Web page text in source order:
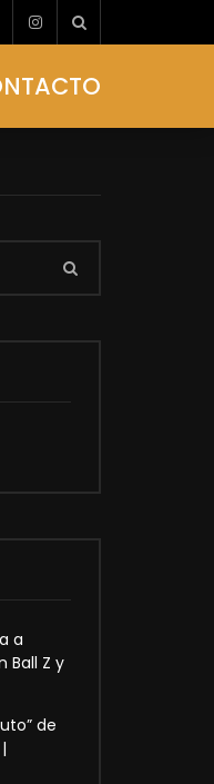
a
Ball Z y
de